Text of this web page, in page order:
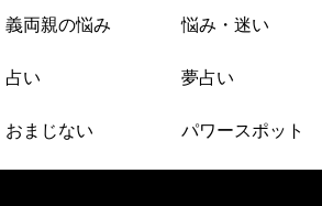
義両親の悩み 悩み・迷い
占い 夢占い
おまじない パワースポット